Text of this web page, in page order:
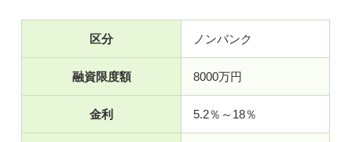
区分 ノンバンク
融資限度額 8000万円
金利 5.2％～18％